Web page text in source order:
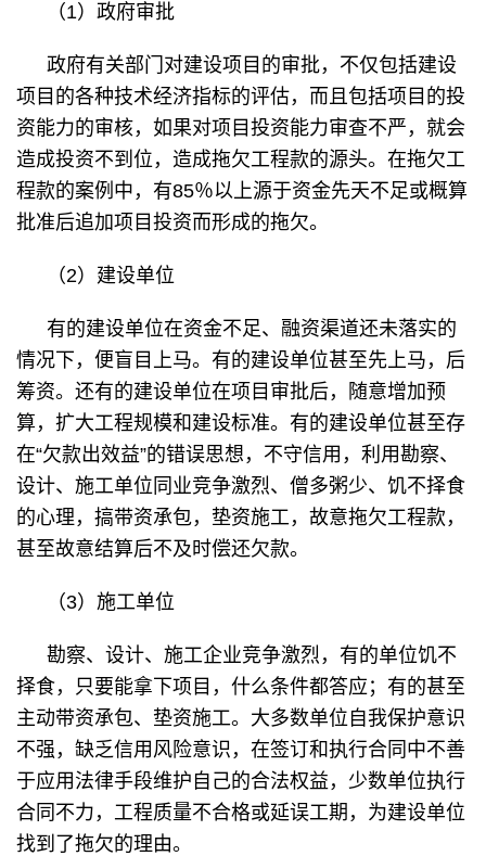
（1）政府审批
政府有关部门对建设项目的审批，不仅包括建设
项目的各种技术经济指标的评估，而且包括项目的投
资能力的审核，如果对项目投资能力审查不严，就会
造成投资不到位，造成拖欠工程款的源头。在拖欠工
程款的案例中，有85％以上源于资金先天不足或概算
批准后追加项目投资而形成的拖欠。
（2）建设单位
有的建设单位在资金不足、融资渠道还未落实的
情况下，便盲目上马。有的建设单位甚至先上马，后
筹资。还有的建设单位在项目审批后，随意增加预
算，扩大工程规模和建设标准。有的建设单位甚至存
在“欠款出效益”的错误思想，不守信用，利用勘察、
设计、施工单位同业竞争激烈、僧多粥少、饥不择食
的心理，搞带资承包，垫资施工，故意拖欠工程款，
甚至故意结算后不及时偿还欠款。
（3）施工单位
勘察、设计、施工企业竞争激烈，有的单位饥不
择食，只要能拿下项目，什么条件都答应；有的甚至
主动带资承包、垫资施工。大多数单位自我保护意识
不强，缺乏信用风险意识，在签订和执行合同中不善
于应用法律手段维护自己的合法权益，少数单位执行
合同不力，工程质量不合格或延误工期，为建设单位
找到了拖欠的理由。